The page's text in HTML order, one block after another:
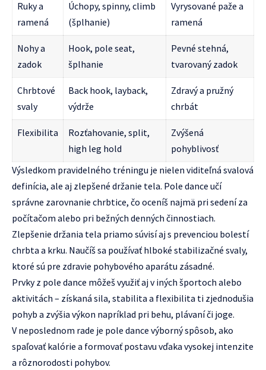
Ruky a
ramená
Úchopy, spinny, climb
(šplhanie)
Vyrysované paže a
ramená
Nohy a
zadok
Hook, pole seat,
šplhanie
Pevné stehná,
tvarovaný zadok
Chrbtové
svaly
Back hook, layback,
výdrže
Zdravý a pružný
chrbát
Flexibilita
Rozťahovanie, split,
high leg hold
Zvýšená
pohyblivosť
Výsledkom pravidelného tréningu je nielen viditeľná svalová
definícia, ale aj zlepšené držanie tela. Pole dance učí
správne zarovnanie chrbtice, čo oceníš najmä pri sedení za
počítačom alebo pri bežných denných činnostiach.
Zlepšenie držania tela priamo súvisí aj s prevenciou bolestí
chrbta a krku. Naučíš sa používať hlboké stabilizačné svaly,
ktoré sú pre zdravie pohybového aparátu zásadné.
Prvky z pole dance môžeš využiť aj v iných športoch alebo
aktivitách – získaná sila, stabilita a flexibilita ti zjednodušia
pohyb a zvýšia výkon napríklad pri behu, plávaní či joge.
V neposlednom rade je pole dance výborný spôsob, ako
spaľovať kalórie a formovať postavu vďaka vysokej intenzite
a rôznorodosti pohybov.